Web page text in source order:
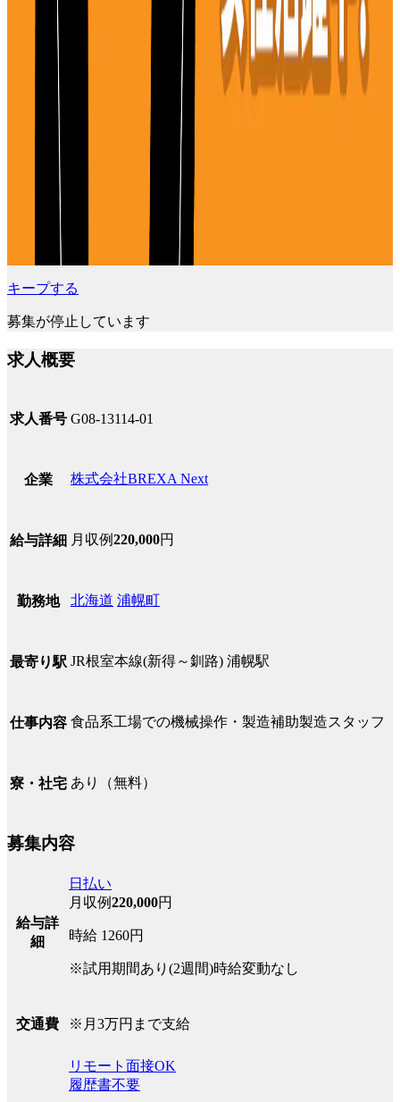
キープする
募集が停止しています
求人概要
求人番号 G08-13114-01
企業 株式会社BREXA Next
給与詳細 月収例220,000円
勤務地 北海道 浦幌町
最寄り駅 JR根室本線(新得～釧路) 浦幌駅
仕事内容 食品系工場での機械操作・製造補助製造スタッフ
寮・社宅 あり（無料）
募集内容
給与詳
細
日払い
月収例220,000円
時給 1260円
※試用期間あり(2週間)時給変動なし
交通費 ※月3万円まで支給
リモート面接OK
履歴書不要